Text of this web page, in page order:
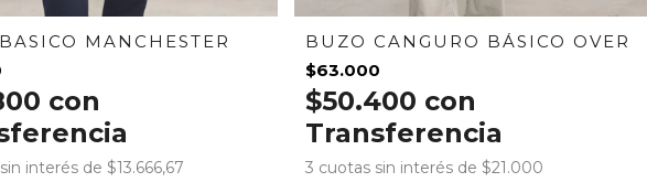
MANCHESTER
con
interés de $13.666,67
BUZO CANGURO BÁSICO OVER
$63.000
$50.400 con
Transferencia
3 cuotas sin interés de $21.000